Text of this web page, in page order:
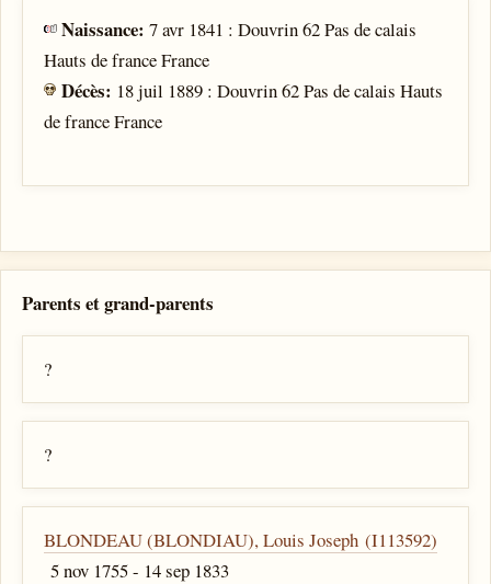
Naissance:7 avr 1841 : Douvrin 62 Pas de calais
Hauts de france France
Décès: 18 juil 1889 : Douvrin 62 Pas de calais Hauts
de france France
Parents et grand-parents
?
?
BLONDEAU (BLONDIAU), Louis Joseph (I113592)
5 nov 1755 - 14 sep 1833